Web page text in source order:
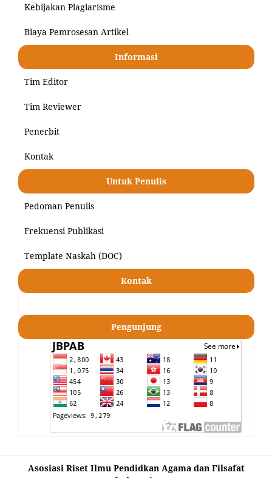
Kebijakan Plagiarisme
Biaya Pemrosesan Artikel
Informasi
Tim Editor
Tim Reviewer
Penerbit
Kontak
Untuk Penulis
Pedoman Penulis
Frekuensi Publikasi
Template Naskah (DOC)
Kontak
Pengunjung
Asosiasi Riset Ilmu Pendidkan Agama dan Filsafat